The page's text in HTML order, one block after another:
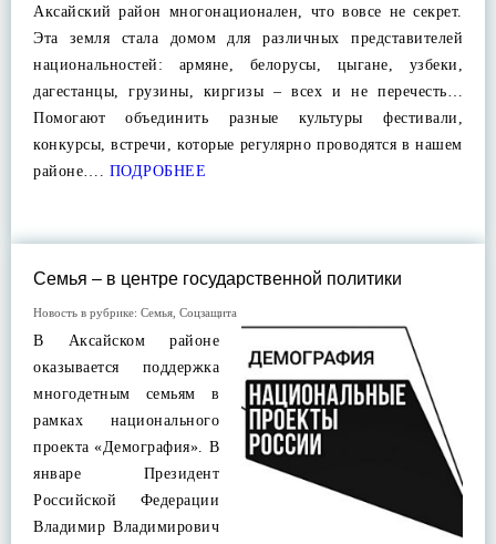
Аксайский район многонационален, что вовсе не секрет.
Эта земля стала домом для различных представителей
национальностей: армяне, белорусы, цыгане, узбеки,
дагестанцы, грузины, киргизы – всех и не перечесть…
Помогают объединить разные культуры фестивали,
конкурсы, встречи, которые регулярно проводятся в нашем
районе…. ПОДРОБНЕЕ
Семья – в центре государственной политики
Новость в рубрике: Семья Соцзащита
В Аксайском районе
оказывается поддержка
многодетным семьям в
рамках национального
проекта «Демография». В
январе Президент
Российской Федерации
Владимир Владимирович